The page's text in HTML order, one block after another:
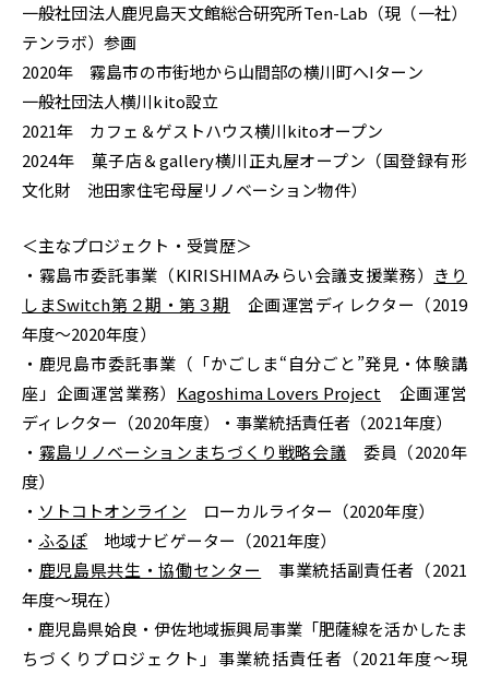
一般社団法人鹿児島天文館総合研究所Ten-Lab（現（一社）
テンラボ）参画
2020年 霧島市の市街地から山間部の横川町へIターン
一般社団法人横川kito設立
2021年 カフェ＆ゲストハウス横川kitoオープン
2024年 菓子店＆gallery横川正丸屋オープン（国登録有形
文化財 池田家住宅母屋リノベーション物件）
＜主なプロジェクト・受賞歴＞
・霧島市委託事業（KIRISHIMAみらい会議支援業務） きり
しまSwitch第２期・第３期 企画運営ディレクター（2019
年度〜2020年度）
・鹿児島市委託事業（「かごしま“自分ごと”発見・体験講
座」企画運営業務） Kagoshima Lovers Project 企画運営
ディレクター（2020年度）・事業統括責任者（2021年度）
・ 霧島リノベーションまちづくり戦略会議 委員（2020年
度）
・ ソトコトオンライン ローカルライター（2020年度）
・ ふるぽ 地域ナビゲーター（2021年度）
・ 鹿児島県共生・協働センター
事業統括副責任者（2021
年度～現在）
・鹿児島県姶良・伊佐地域振興局事業「肥薩線を活かしたま
ちづくりプロジェクト」事業統括責任者（2021年度～現